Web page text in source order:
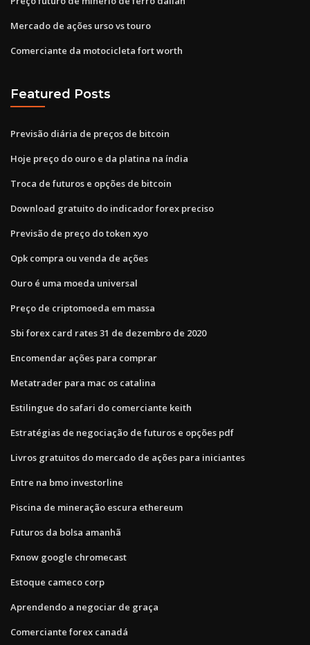
Mercado de ações urso vs touro
Comerciante da motocicleta fort worth
Featured Posts
Previsão diária de preços de bitcoin
Hoje preço do ouro e da platina na índia
Troca de futuros e opções de bitcoin
Download gratuito do indicador forex preciso
Previsão de preço do token xyo
Opk compra ou venda de ações
Ouro é uma moeda universal
Preço de criptomoeda em massa
Sbi forex card rates 31 de dezembro de 2020
Encomendar ações para comprar
Metatrader para mac os catalina
Estilingue do safari do comerciante keith
Estratégias de negociação de futuros e opções pdf
Livros gratuitos do mercado de ações para iniciantes
Entre na bmo investorline
Piscina de mineração escura ethereum
Futuros da bolsa amanhã
Fxnow google chromecast
Estoque cameco corp
Aprendendo a negociar de graça
Comerciante forex canadá